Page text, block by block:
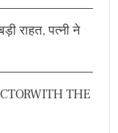
राहत, पत्नी ने
THE